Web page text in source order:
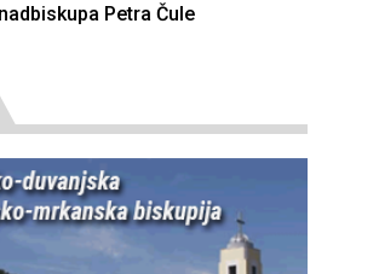
poništenja komunističke